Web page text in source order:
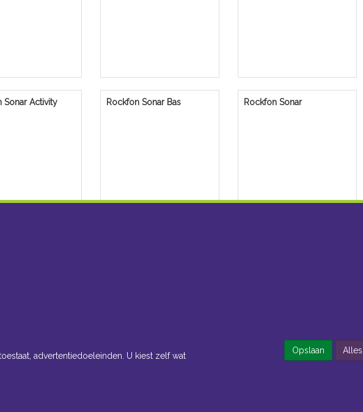
Sonar Activity Rockfon Sonar Bas Rockfon Sonar
advertentiedoeleinden. U kiest zelf wat
Opslaan